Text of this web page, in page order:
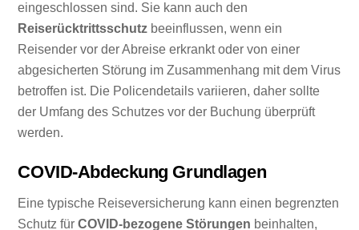
eingeschlossen sind. Sie kann auch den
Reiserücktrittsschutz beeinflussen, wenn ein
Reisender vor der Abreise erkrankt oder von einer
abgesicherten Störung im Zusammenhang mit dem Virus
betroffen ist. Die Policendetails variieren, daher sollte
der Umfang des Schutzes vor der Buchung überprüft
werden.
COVID-Abdeckung Grundlagen
Eine typische Reiseversicherung kann einen begrenzten
Schutz fürCOVID-bezogene Störungen beinhalten,